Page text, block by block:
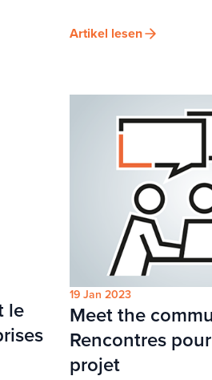
Artikel lesen
le
19 Jan 2023
Meet the
Rencontres
projet